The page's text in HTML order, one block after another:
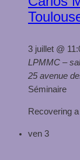
3 juillet @
LPMMC –
25 avenue
Séminaire
Recovering
ven 3